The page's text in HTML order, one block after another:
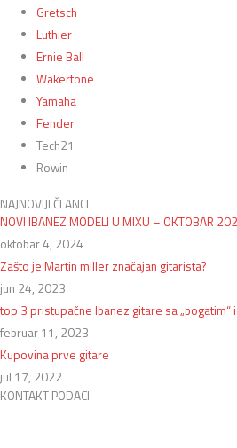
Gretsch
Luthier
Ernie Ball
Wakertone
Yamaha
Fender
Tech21
Rowin
NAJNOVIJI ČLANCI
NOVI IBANEZ MODELI U MIXU – OKTOBAR
oktobar 4, 2024
Zašto je Martin miller značajan gitarista?
jun 24, 2023
top 3 pristupačne Ibanez gitare sa „bogatim“
februar 11, 2023
Kupovina prve gitare
jul 17, 2022
KONTAKT PODACI